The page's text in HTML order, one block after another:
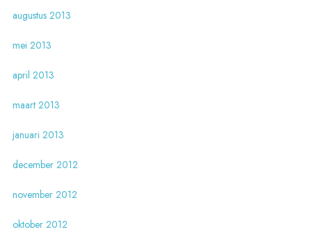
augustus 2013
mei 2013
april 2013
maart 2013
januari 2013
december 2012
november 2012
oktober 2012